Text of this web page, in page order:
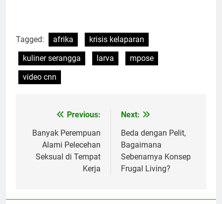
Tagged: afrika
krisis kelaparan
kuliner serangga
larva
mpose
video cnn
navigation
Previous:
Banyak Perempuan
Alami Pelecehan
Seksual di Tempat
Kerja
Next:
Beda dengan Pelit,
Bagaimana
Sebenarnya Konsep
Frugal Living?